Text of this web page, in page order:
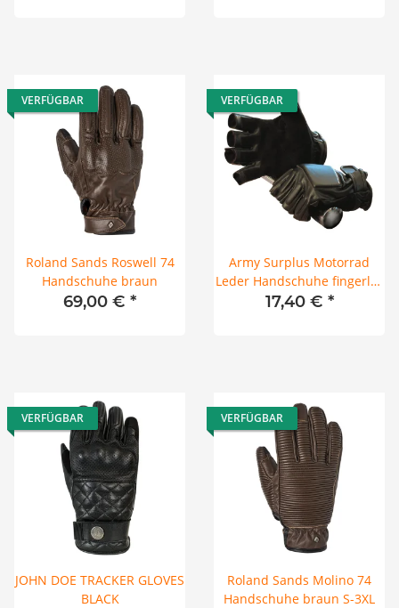
VERFÜGBAR
Roland Sands Roswell 74
Handschuhe braun
69,00 € *
VERFÜGBAR
Army Surplus Motorrad
Leder Handschuhe fingerlos
schwarz
17,40 € *
VERFÜGBAR
JOHN DOE TRACKER GLOVES
BLACK
VERFÜGBAR
Roland Sands Molino 74
Handschuhe braun S-3XL